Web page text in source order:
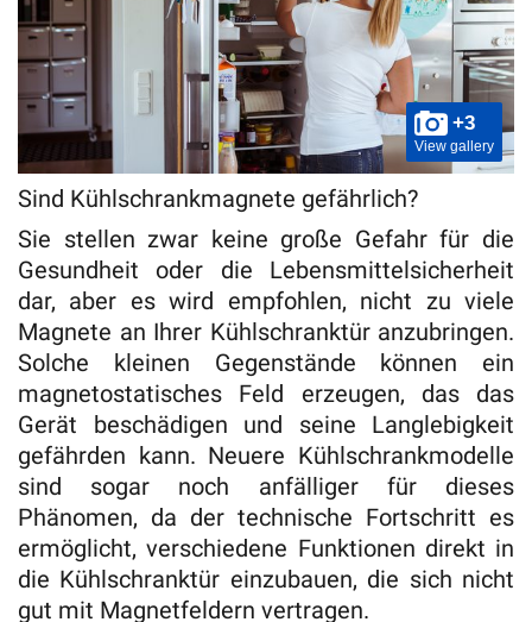
+3
View gallery
Sind Kühlschrankmagnete gefährlich?
Sie stellen zwar keine große Gefahr für die
Gesundheit oder die Lebensmittelsicherheit
dar, aber es wird empfohlen, nicht zu viele
Magnete an Ihrer Kühlschranktür anzubringen.
Solche kleinen Gegenstände können ein
magnetostatisches Feld erzeugen, das das
Gerät beschädigen und seine Langlebigkeit
gefährden kann. Neuere Kühlschrankmodelle
sind sogar noch anfälliger für dieses
Phänomen, da der technische Fortschritt es
ermöglicht, verschiedene Funktionen direkt in
die Kühlschranktür einzubauen, die sich nicht
gut mit Magnetfeldern vertragen.